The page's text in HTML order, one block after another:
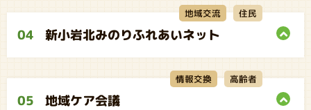
04 新小岩北みのりふれあいネット
地域交流 住民
05 地域ケア会議
情報交換 高齢者